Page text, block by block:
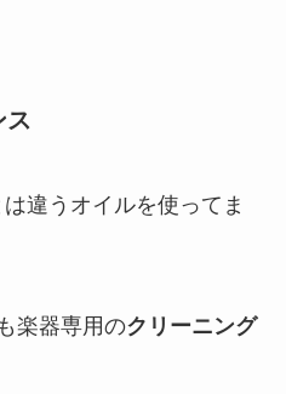
ス
違うオイルを使ってま
楽器専用のクリーニング